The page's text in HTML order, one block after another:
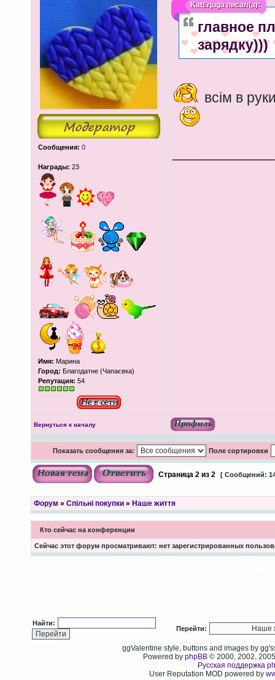
Сообщения: 0
Награды: 23
Имя: Марина
Город: Благодатне (Чапаєвка)
Репутация: 54
Kat£rjugaписал(а):
главное
зарядку)))
всім в
Вернуться к началу
Показать сообщения за: Поле сортировки
Страница 2из 2 [ Сообщений:
Форум » Спільні покупки» Наше життя
Кто сейчас на конференции
Сейчас этот форум просматривают: нет зарегистрированных
Найти:
Перейти:
ggValentine style, buttons and images by
Powered byphpBB © 2000, 2002,
Русская поддержка
User Reputation MOD powered by